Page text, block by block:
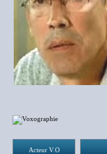
Acteur V.O